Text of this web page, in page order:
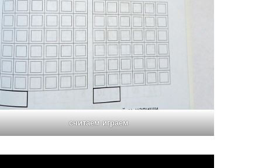
считаем играем